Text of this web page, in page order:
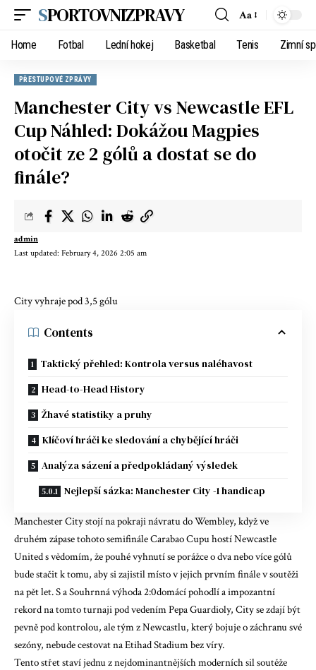
SPORTOVNIZPRAVY Aa
Home Fotbal Lední hokej Basketbal Tenis Zimní
PŘESTUPOVÉ ZPRÁVY
Manchester City vs Newcastle EFL
Cup Náhled: Dokážou Magpies
otočit ze 2 gólů a dostat se do
finále?
Last updated: February 4, 2026 2:05 am
admin
City vyhraje pod 3,5 gólu
Contents
Taktický přehled: Kontrola versus naléhavost
Head-to-Head History
Žhavé statistiky a pruhy
Klíčoví hráči ke sledování a chybějící hráči
Analýza sázení a předpokládaný výsledek
Nejlepší sázka: Manchester City -1 handicap
Manchester City stojí na pokraji návratu do Wembley, když ve
druhém zápase tohoto semifinále Carabao Cupu hostí Newcastle
United s vědomím, že pouhé vyhnutí se porážce o dva nebo více gólů
bude stačit k tomu, aby si zajistil místo v jejich prvním finále v soutěži
na pět let. S aSouhrnná výhoda 2:0domácí pohodlí a impozantní
rekord na tomto turnaji pod vedením Pepa Guardioly, City se zdají být
pevně pod kontrolou, ale tým z Newcastlu, který bojuje o záchranu své
sezóny, nebude cestovat na Etihad Stadium bez víry.
Tento střet staví jednu z nejdominantnějších moderních sil soutěže